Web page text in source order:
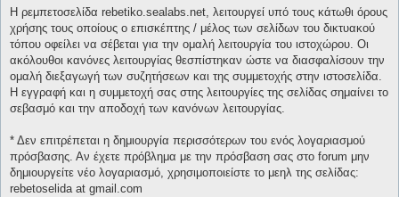
Η ρεμπετοσελίδα rebetiko.sealabs.net, λειτουργεί υπό τους κάτωθι όρους
χρήσης τους οποίους ο επισκέπτης / μέλος των σελίδων του δικτυακού
τόπου οφείλει να σέβεται για την ομαλή λειτουργία του ιστοχώρου. Οι
ακόλουθοι κανόνες λειτουργίας θεσπίστηκαν ώστε να διασφαλίσουν την
ομαλή διεξαγωγή των συζητήσεων και της συμμετοχής στην ιστοσελίδα.
Η εγγραφή και η συμμετοχή σας στης λειτουργίες της σελίδας σημαίνει το
σεβασμό και την αποδοχή των κανόνων λειτουργίας.
* Δεν επιτρέπεται η δημιουργία περισσότερων του ενός λογαριασμού
πρόσβασης. Αν έχετε πρόβλημα με την πρόσβαση σας στο forum μην
δημιουργείτε νέο λογαριασμό, χρησιμοποιείστε το μεηλ της σελίδας:
rebetoselida at gmail.com